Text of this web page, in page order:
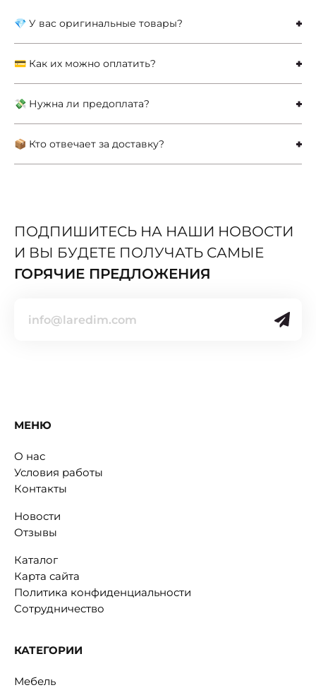
💎 У вас оригинальные товары?
💳 Как их можно оплатить?
💸 Нужна ли предоплата?
📦 Кто отвечает за доставку?
ПОДПИШИТЕСЬ НА НАШИ НОВОСТИ
И ВЫ БУДЕТЕ ПОЛУЧАТЬ САМЫЕ
ГОРЯЧИЕ ПРЕДЛОЖЕНИЯ
МЕНЮ
О нас
Условия работы
Контакты
Новости
Отзывы
Каталог
Карта сайта
Политика конфиденциальности
Сотрудничество
КАТЕГОРИИ
Мебель